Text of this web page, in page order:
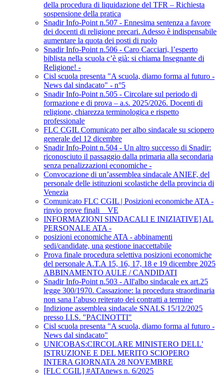
della procedura di liquidazione del TFR – Richiesta
sospensione della pratica
Snadir Info-Point n.507 - Ennesima sentenza a favore
dei docenti di religione precari. Adesso è indispensabile
aumentare la quota dei posti di ruolo
Snadir Info-Point n.506 - Caro Cacciari, l’esperto
biblista nella scuola c’è già: si chiama Insegnante di
Religione! -
Cisl scuola presenta "A scuola, diamo forma al futuro -
News dal sindacato" - n°5
Snadir Info-Point n.505 - Circolare sul periodo di
formazione e di prova – a.s. 2025/2026. Docenti di
religione, chiarezza terminologica e rispetto
professionale
FLC CGIL Comunicato per albo sindacale su sciopero
generale del 12 dicembre
Snadir Info-Point n.504 - Un altro successo di Snadir:
riconosciuto il passaggio dalla primaria alla secondaria
senza penalizzazioni economiche -
Convocazione di un’assemblea sindacale ANIEF, del
personale delle istituzioni scolastiche della provincia di
Venezia
Comunicato FLC CGIL | Posizioni economiche ATA -
rinvio prove finali _ VE
INFORMAZIONI SINDACALI E INIZIATIVE] AL
PERSONALE ATA -
posizioni economiche ATA - abbinamenti
sedi/candidate, una gestione inaccettabile
Prova finale procedura selettiva posizioni economiche
del personale A.T.A 15, 16, 17, 18 e 19 dicembre 2025
ABBINAMENTO AULE / CANDIDATI
Snadir Info-Point n.503 - All'albo sindacale ex art.25
legge 300/1970. Cassazione: la procedura straordinaria
non sana l’abuso reiterato dei contratti a termine
Indizione assemblea sindacale SNALS 15/12/2025
presso I.I.S. "PACINOTTI"
Cisl scuola presenta "A scuola, diamo forma al futuro -
News dal sindacato"
UNICOBAS:CIRCOLARE MINISTERO DELL'
ISTRUZIONE E DEL MERITO SCIOPERO
INTERA GIORNATA 28 NOVEMBRE
[FLC CGIL] #ATAnews n. 6/2025